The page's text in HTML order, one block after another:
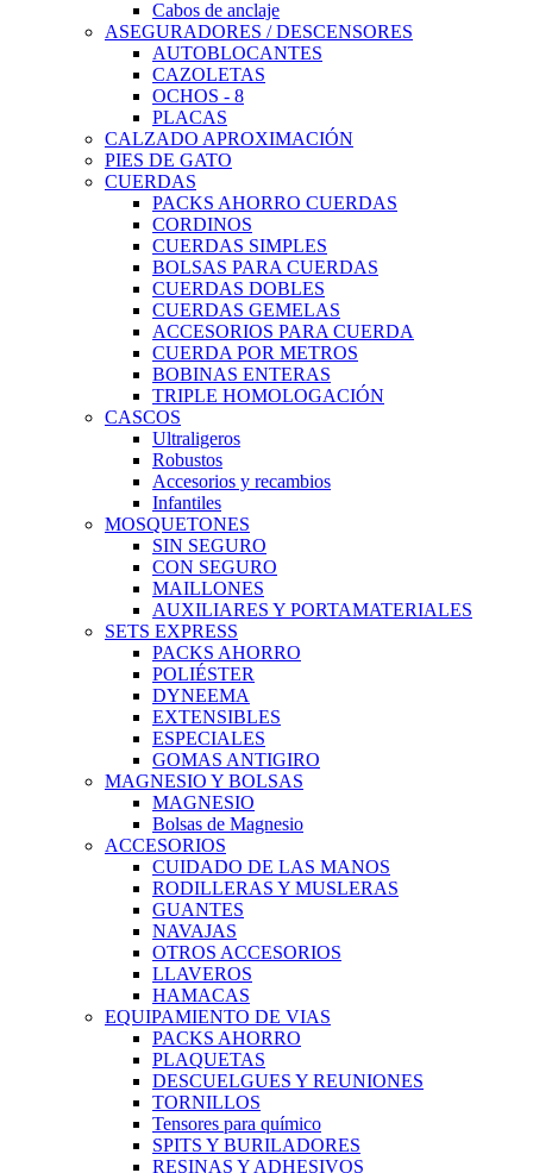
Cabos de anclaje
ASEGURADORES / DESCENSORES
AUTOBLOCANTES
CAZOLETAS
OCHOS - 8
PLACAS
CALZADO APROXIMACIÓN
PIES DE GATO
CUERDAS
PACKS AHORRO CUERDAS
CORDINOS
CUERDAS SIMPLES
BOLSAS PARA CUERDAS
CUERDAS DOBLES
CUERDAS GEMELAS
ACCESORIOS PARA CUERDA
CUERDA POR METROS
BOBINAS ENTERAS
TRIPLE HOMOLOGACIÓN
CASCOS
Ultraligeros
Robustos
Accesorios y recambios
Infantiles
MOSQUETONES
SIN SEGURO
CON SEGURO
MAILLONES
AUXILIARES Y PORTAMATERIALES
SETS EXPRESS
PACKS AHORRO
POLIÉSTER
DYNEEMA
EXTENSIBLES
ESPECIALES
GOMAS ANTIGIRO
MAGNESIO Y BOLSAS
MAGNESIO
Bolsas de Magnesio
ACCESORIOS
CUIDADO DE LAS MANOS
RODILLERAS Y MUSLERAS
GUANTES
NAVAJAS
OTROS ACCESORIOS
LLAVEROS
HAMACAS
EQUIPAMIENTO DE VIAS
PACKS AHORRO
PLAQUETAS
DESCUELGUES Y REUNIONES
TORNILLOS
Tensores para químico
SPITS Y BURILADORES
RESINAS Y ADHESIVOS